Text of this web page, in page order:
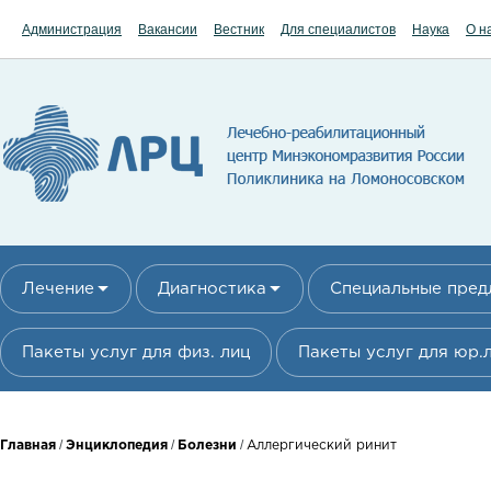
Администрация Вакансии Вестник Для специалистов Наука О
Лечение Диагностика Специальные
Пакеты услуг для физ. лиц Пакеты услуг для
Вы здесь
Главная /Энциклопедия / Болезни / Аллергический ринит